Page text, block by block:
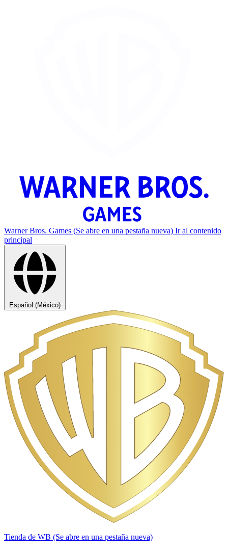
Warner Bros. Games (Se abre en una pestaña nueva) Ir al contenido
principal
Español (México)
Tienda de WB (Se abre en una pestaña nueva)